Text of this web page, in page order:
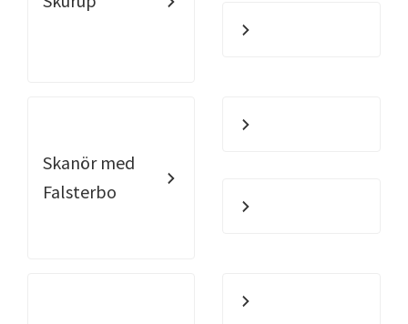
Skanör med
Falsterbo